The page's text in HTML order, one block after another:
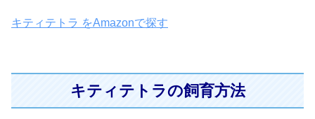
キティテトラ をAmazonで探す
キティテトラの飼育方法